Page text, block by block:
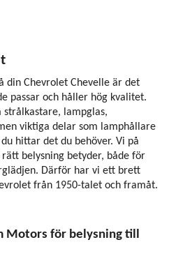
din Chevrolet Chevelle är det
passar och håller hög kvalitet.
lampglas,
viktiga delar som lamphållare
hittar det du behöver. Vi på
belysning betyder, både för
Därför har vi ett brett
från 1950-talet och framåt.
Motors för belysning till